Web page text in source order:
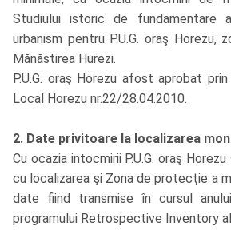
Studiului istoric de fundamentare
urbanism pentru P.U.G. oraş Horezu,
Mănăstirea Hurezi.
P.U.G. oraş Horezu afost aprobat
Local Horezu nr.22/28.04.2010.
2. Date privitoare la localizarea
Cu ocazia intocmirii P.U.G. oraş
cu localizarea şi Zona de protecţie a
date fiind transmise în cursul
programului Retrospective Inventory al